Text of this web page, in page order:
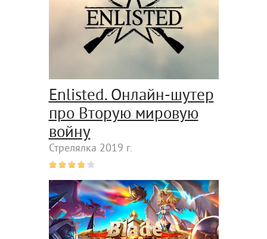
Enlisted. Онлайн-шутер
про Вторую мировую
войну
Стрелялка 2019 г.